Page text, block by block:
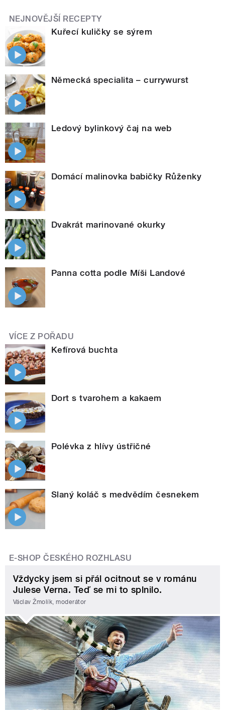
NEJNOVĚJŠÍ RECEPTY
Kuřecí kuličky se sýrem
Německá specialita – currywurst
Ledový bylinkový čaj na web
Domácí malinovka babičky Růženky
Dvakrát marinované okurky
Panna cotta podle Míši Landové
VÍCE Z POŘADU
Kefírová buchta
Dort s tvarohem a kakaem
Polévka z hlívy ústřičné
Slaný koláč s medvědím česnekem
E-SHOP ČESKÉHO ROZHLASU
Vždycky jsem si přál ocitnout se v románu
Julese Verna. Teď se mi to splnilo.
Václav Žmolík, moderátor